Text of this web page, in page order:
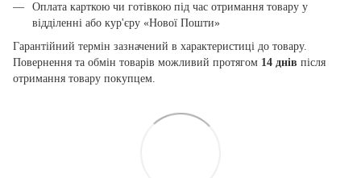
Оплата карткою чи готівкою під час отримання товару у
відділенні або кур'єру «Нової Пошти»
Гарантійний термін зазначений в характеристиці до товару.
Повернення та обмін товарів можливий протягом 14 днів після
отримання товару покупцем.